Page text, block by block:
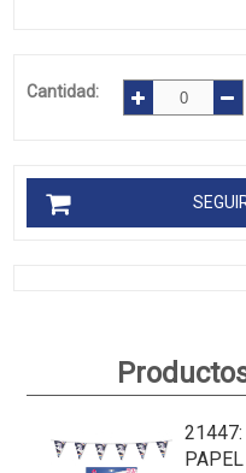
Cantidad:
21447